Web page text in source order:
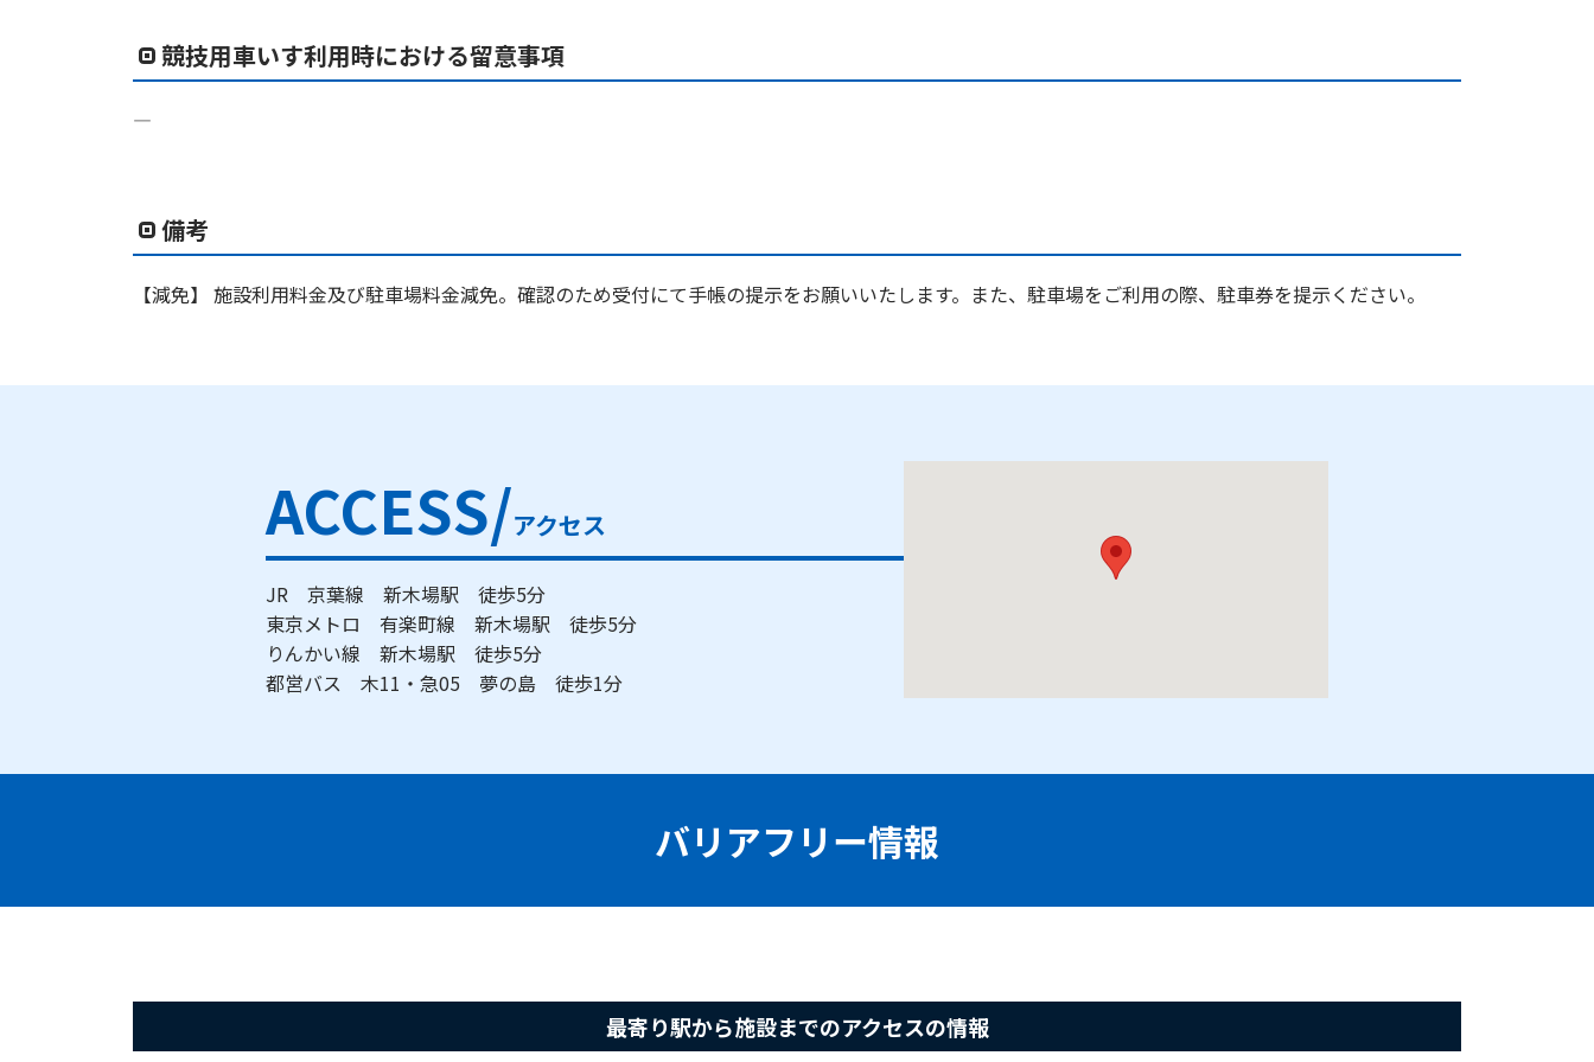
競技用車いす利用時における留意事項
―
備考
【減免】 施設利用料金及び駐車場料金減免。確認のため受付にて手帳の提示をお願いいたします。また、駐車場をご利用の際、駐車券を提示ください。
ACCESS/アクセス
JR 京葉線 新木場駅 徒歩5分
東京メトロ 有楽町線 新木場駅 徒歩5分
りんかい線 新木場駅 徒歩5分
都営バス 木11・急05 夢の島 徒歩1分
バリアフリー情報
最寄り駅から施設までのアクセスの情報